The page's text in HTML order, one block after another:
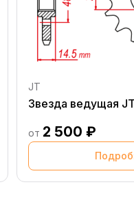
JT
Звезда ведущая
от 2 500 ₽